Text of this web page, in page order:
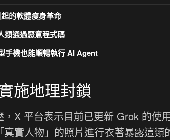
的軟體瘦身革命
類通過惡意程式碼
手機也能順暢執行 AI Agent
施地理封鎖
X 平台表示目前已更新 Grok 的使
實人物」的照片進行衣著暴露這類